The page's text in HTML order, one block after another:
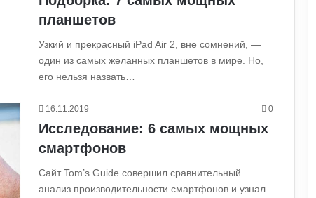
планшетов
Узкий и прекрасный iPad Air 2, вне сомнений, —
один из самых желанных планшетов в мире. Но,
его нельзя назвать…
16.11.2019 0
Исследование: 6 самых мощных
смартфонов
Сайт Tom’s Guide совершил сравнительный
анализ производительности смартфонов и узнал